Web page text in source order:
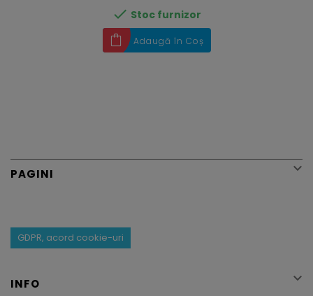
 Stoc furnizor
Adaugă în Coș
PAGINI 
GDPR, acord cookie-uri
INFO 